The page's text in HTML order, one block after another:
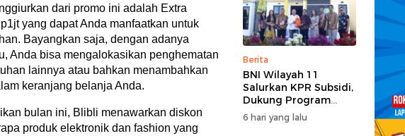
dari promo ini adalah Extra
yang dapat Anda manfaatkan untuk
Bayangkan saja, dengan adanya
Anda bisa mengalokasikan penghematan
lainnya atau bahkan menambahkan
keranjang belanja Anda.
bulan ini, Blibli menawarkan diskon
produk elektronik dan fashion yang
Berita
BNI Wilayah 11
Salurkan KPR Subsidi,
Dukung Program
62.710 Rumah
Bersubsidi
6 hari yang lalu